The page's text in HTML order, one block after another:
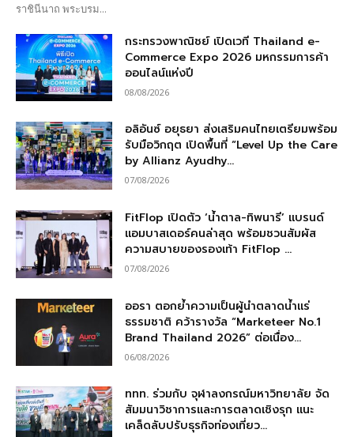
ราชินีนาถ พระบรม...
กระทรวงพาณิชย์ เปิดเวที Thailand e-
Commerce Expo 2026 มหกรรมการค้า
ออนไลน์แห่งปี
08/08/2026
อลิอันซ์ อยุธยา ส่งเสริมคนไทยเตรียมพร้อม
รับมือวิกฤต เปิดพื้นที่ “Level Up the Care
by Allianz Ayudhy...
07/08/2026
FitFlop เปิดตัว ‘น้ำตาล-ทิพนารี’ แบรนด์
แอมบาสเดอร์คนล่าสุด พร้อมชวนสัมผัส
ความสบายของรองเท้า FitFlop ...
07/08/2026
ออรา ตอกย้ำความเป็นผู้นำตลาดน้ำแร่
ธรรมชาติ คว้ารางวัล “Marketeer No.1
Brand Thailand 2026” ต่อเนื่อง...
06/08/2026
ททท. ร่วมกับ จุฬาลงกรณ์มหาวิทยาลัย จัด
สัมมนาวิชาการและการตลาดเชิงรุก แนะ
เคล็ดลับปรับธุรกิจท่องเที่ยว...